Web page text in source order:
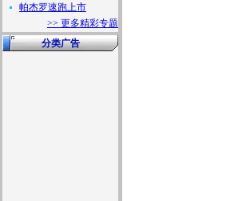
帕杰罗速跑上市
>> 更多精彩专题
分类广告